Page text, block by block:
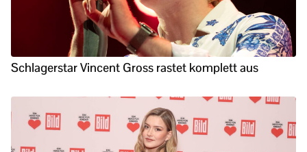
Schlagerstar Vincent Gross rastet komplett aus